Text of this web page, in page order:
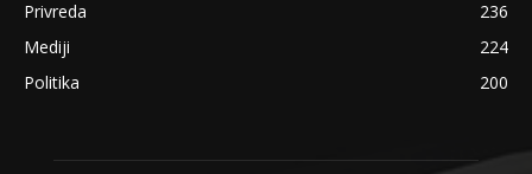
Privreda
236
Mediji
224
Politika
200